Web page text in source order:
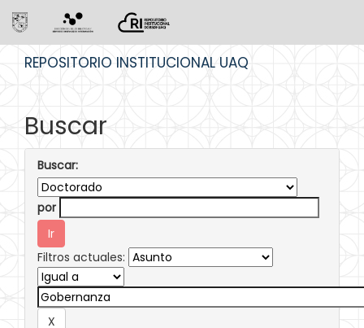
REPOSITORIO INSTITUCIONAL UAQ
Buscar
Buscar:
por
Filtros actuales: